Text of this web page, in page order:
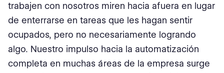
trabajen con nosotros miren hacia afuera en lugar
de enterrarse en tareas que les hagan sentir
ocupados, pero no necesariamente logrando
algo. Nuestro impulso hacia la automatización
completa en muchas áreas de la empresa surge